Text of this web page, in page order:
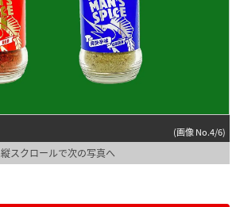
(画像 No.4/6)
縦スクロールで次の写真へ